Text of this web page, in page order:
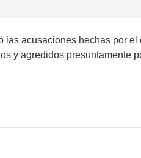
las acusaciones hechas por el
y agredidos presuntamente